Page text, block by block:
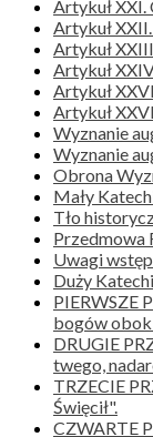
Artykuł
Artykuł
Artykuł
Artykuł
Artykuł
Artykuł
Wyznanie
Wyznanie
Obrona
Mały
Tło
Przedmowa
Uwagi
Duży
PIERWSZE
bogów
DRUGIE
twego,
TRZECIE
Święcił".
CZWARTE